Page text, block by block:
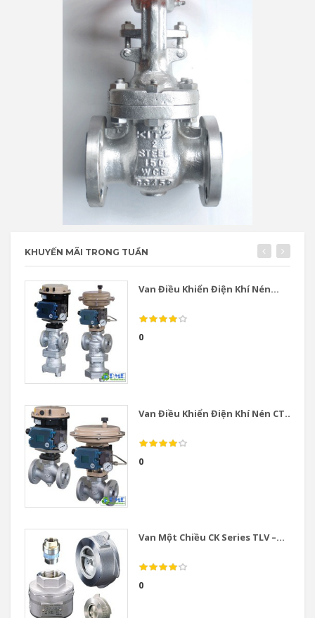
KHUYẾN MÃI TRONG TUẦN
Van Điều Khiển Điện Khí Nén...
0
Van Điều Khiển Điện Khí Nén CT...
0
Van Một Chiều CK Series TLV –...
0